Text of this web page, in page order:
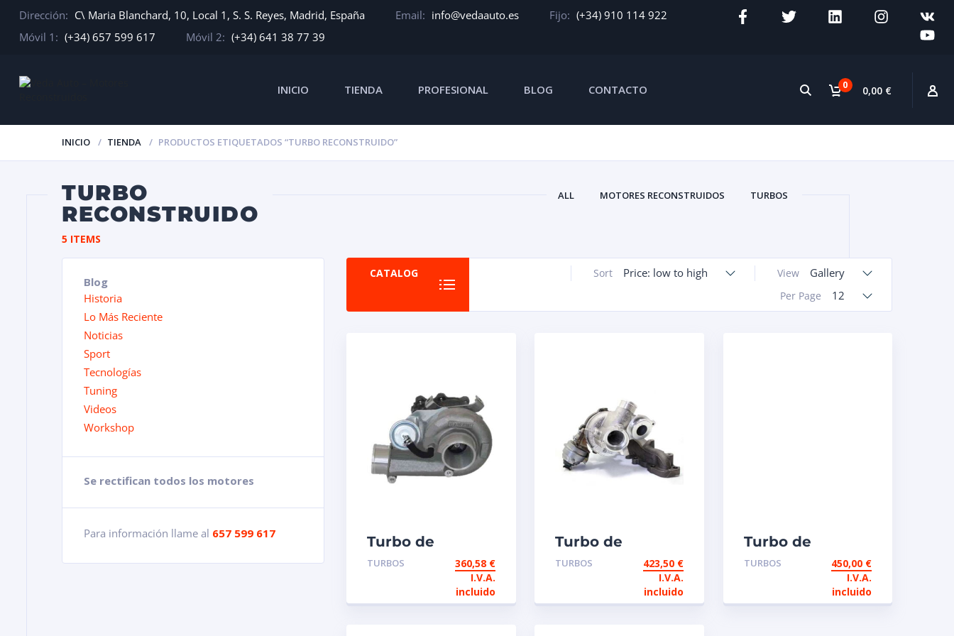
Dirección: C\ Maria Blanchard, 10, Local 1, S. S. Reyes, Madrid, España Email: info@vedaauto.es Fijo: (+34) 910 114 922
Móvil 1: (+34) 657 599 617 Móvil 2: (+34) 641 38 77 39
0 0,00 €
INICIO TIENDA PROFESIONAL BLOG CONTACTO
INICIO TIENDA PRODUCTOS ETIQUETADOS “TURBO RECONSTRUIDO”
TURBO
RECONSTRUIDO
ALL MOTORES RECONSTRUIDOS TURBOS
5 ITEMS
Blog
Historia
Lo Más Reciente
Noticias
Sport
Tecnologías
Tuning
Videos
Workshop
Se rectifican todos los motores
Para información llame al 657 599 617
CATALOG View Gallery
Sort Price: low to high
Per Page 12
Turbo de
intercambio
HT1018 / 1047116
2.5 TD 103 CV
TURBOS 360,58 €
I.V.A.
incluido
Turbo de
intercambio
Garrett 813860
1.6 TDI 90 / 105 /
110 CV
TURBOS 423,50 €
I.V.A.
incluido
Turbo de
intercambio
Garrett 452047
2,7 TD 101/125 CV
TURBOS 450,00 €
I.V.A.
incluido